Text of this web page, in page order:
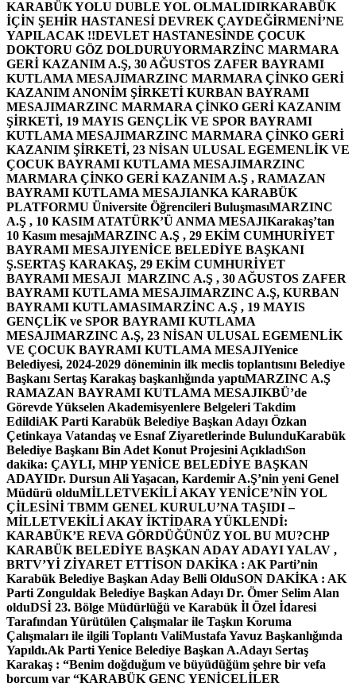
KARABÜK YOLU DUBLE YOL OLMALIDIRKARABÜK
İÇİN ŞEHİR HASTANESİ DEVREK ÇAYDEĞİRMENİ’NE
YAPILACAK !!DEVLET HASTANESİNDE ÇOCUK
DOKTORU GÖZ DOLDURUYORMARZİNC MARMARA
GERİ KAZANIM A.Ş, 30 AĞUSTOS ZAFER BAYRAMI
KUTLAMA MESAJIMARZINC MARMARA ÇİNKO GERİ
KAZANIM ANONİM ŞİRKETİ KURBAN BAYRAMI
MESAJIMARZINC MARMARA ÇİNKO GERİ KAZANIM
ŞİRKETİ, 19 MAYIS GENÇLİK VE SPOR BAYRAMI
KUTLAMA MESAJIMARZINC MARMARA ÇİNKO GERİ
KAZANIM ŞİRKETİ, 23 NİSAN ULUSAL EGEMENLİK VE
ÇOCUK BAYRAMI KUTLAMA MESAJIMARZINC
MARMARA ÇİNKO GERİ KAZANIM A.Ş , RAMAZAN
BAYRAMI KUTLAMA MESAJIANKA KARABÜK
PLATFORMU Üniversite Öğrencileri BuluşmasıMARZINC
A.Ş , 10 KASIM ATATÜRK’Ü ANMA MESAJIKarakaş’tan
10 Kasım mesajıMARZINC A.Ş , 29 EKİM CUMHURİYET
BAYRAMI MESAJIYENİCE BELEDİYE BAŞKANI
Ş.SERTAŞ KARAKAŞ, 29 EKİM CUMHURİYET
BAYRAMI MESAJI MARZINC A.Ş , 30 AĞUSTOS ZAFER
BAYRAMI KUTLAMA MESAJIMARZINC A.Ş, KURBAN
BAYRAMI KUTLAMASIMARZİNC A.Ş , 19 MAYIS
GENÇLİK ve SPOR BAYRAMI KUTLAMA
MESAJIMARZINC A.Ş, 23 NİSAN ULUSAL EGEMENLİK
VE ÇOCUK BAYRAMI KUTLAMA MESAJIYenice
Belediyesi, 2024-2029 döneminin ilk meclis toplantısını Belediye
Başkanı Sertaş Karakaş başkanlığında yaptıMARZINC A.Ş
RAMAZAN BAYRAMI KUTLAMA MESAJIKBÜ’de
Görevde Yükselen Akademisyenlere Belgeleri Takdim
EdildiAK Parti Karabük Belediye Başkan Adayı Özkan
Çetinkaya Vatandaş ve Esnaf Ziyaretlerinde BulunduKarabük
Belediye Başkanı Bin Adet Konut Projesini AçıkladıSon
dakika: ÇAYLI, MHP YENİCE BELEDİYE BAŞKAN
ADAYIDr. Dursun Ali Yaşacan, Kardemir A.Ş’nin yeni Genel
Müdürü olduMİLLETVEKİLİ AKAY YENİCE’NİN YOL
ÇİLESİNİ TBMM GENEL KURULU’NA TAŞIDI –
MİLLETVEKİLİ AKAY İKTİDARA YÜKLENDİ:
KARABÜK’E REVA GÖRDÜĞÜNÜZ YOL BU MU?CHP
KARABÜK BELEDİYE BAŞKAN ADAY ADAYI YALAV ,
BRTV’Yİ ZİYARET ETTİSON DAKİKA : AK Parti’nin
Karabük Belediye Başkan Aday Belli OlduSON DAKİKA : AK
Parti Zonguldak Belediye Başkan Adayı Dr. Ömer Selim Alan
olduDSİ 23. Bölge Müdürlüğü ve Karabük İl Özel İdaresi
Tarafından Yürütülen Çalışmalar ile Taşkın Koruma
Çalışmaları ile ilgili Toplantı ValiMustafa Yavuz Başkanlığında
Yapıldı.Ak Parti Yenice Belediye Başkan A.Adayı Sertaş
Karakaş : “Benim doğduğum ve büyüdüğüm şehre bir vefa
borcum var “KARABÜK GENÇ YENİCELİLER